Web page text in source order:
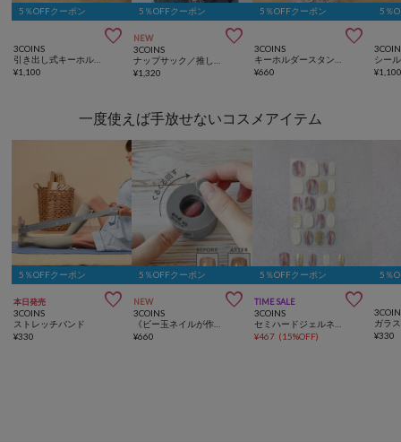
5％OFFクーポン

3COINS
¥1,100
5％OFFクーポン
NEW 
3COINS
¥1,320
5％OFFクーポン

3COINS
¥660
5％
シー
¥
一度使えば手放せないコスメアイテム
5％OFFクーポン
本日発売 
3COINS
ストレッチバンド
¥330
5％OFFクーポン
NEW 
3COINS
¥660
5％OFFクーポン
TIME SALE 
3COINS
¥467 (15%OFF)
5％
¥330